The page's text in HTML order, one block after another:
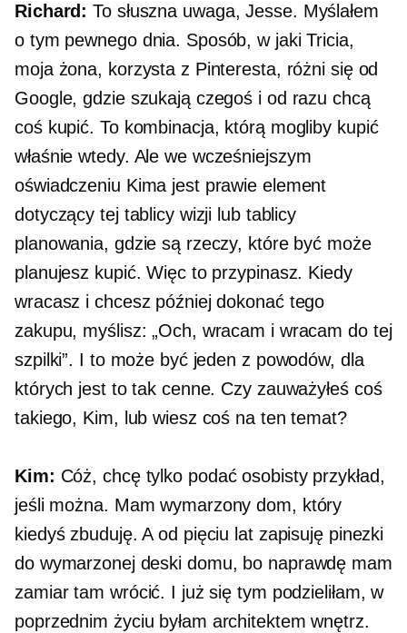
Richard: To słuszna uwaga, Jesse. Myślałem
o tym pewnego dnia. Sposób, w jaki Tricia,
moja żona, korzysta z Pinteresta, różni się od
Google, gdzie szukają czegoś i od razu chcą
coś kupić. To kombinacja, którą mogliby kupić
właśnie wtedy. Ale we wcześniejszym
oświadczeniu Kima jest prawie element
dotyczący tej tablicy wizji lub tablicy
planowania, gdzie są rzeczy, które być może
planujesz kupić. Więc to przypinasz. Kiedy
wracasz i chcesz później dokonać tego
zakupu, myślisz: „Och, wracam i wracam do tej
szpilki”. I to może być jeden z powodów, dla
których jest to tak cenne. Czy zauważyłeś coś
takiego, Kim, lub wiesz coś na ten temat?
Kim: Cóż, chcę tylko podać osobisty przykład,
jeśli można. Mam wymarzony dom, który
kiedyś zbuduję. A od pięciu lat zapisuję pinezki
do wymarzonej deski domu, bo naprawdę mam
zamiar tam wrócić. I już się tym podzieliłam, w
poprzednim życiu byłam architektem wnętrz.